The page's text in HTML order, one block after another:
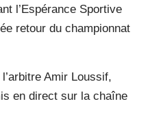
l’Espérance Sportive
retour du championnat
Amir Loussif,
en direct sur la chaîne